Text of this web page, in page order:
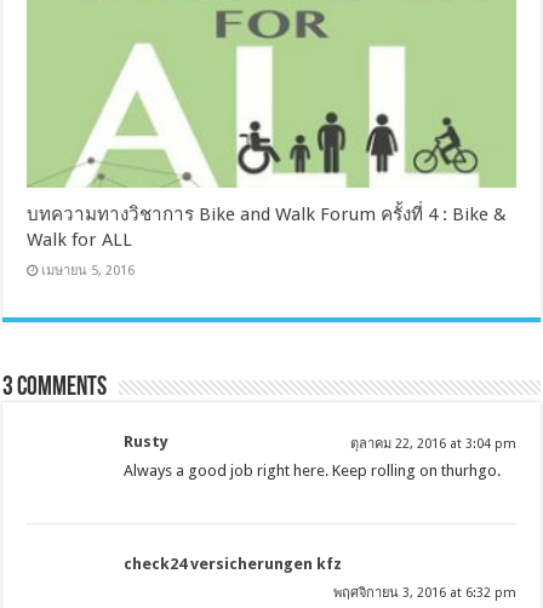
บทความทางวิชาการ Bike and Walk Forum ครั้งที่ 4 : Bike &
Walk for ALL
เมษายน 5, 2016
3 comments
Rusty ตุลาคม 22, 2016 at 3:04 pm
Always a good job right here. Keep rolling on thurhgo.
check24 versicherungen kfz
พฤศจิกายน 3, 2016 at 6:32 pm